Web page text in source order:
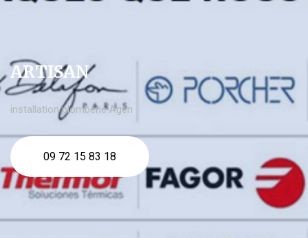
ARTISAN
installation plomberie Agen
09 72 15 83 18